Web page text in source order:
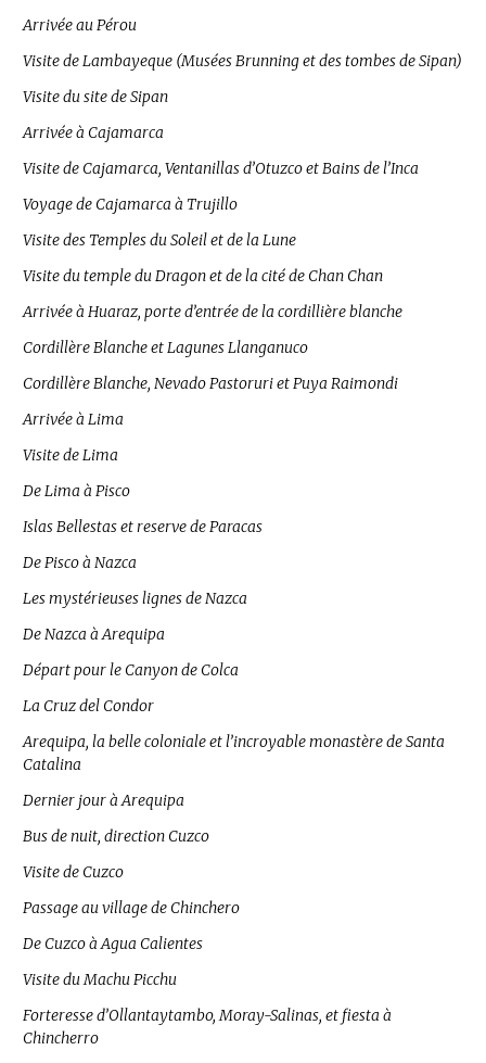
Arrivée au Pérou
Visite de Lambayeque (Musées Brunning et des tombes de Sipan)
Visite du site de Sipan
Arrivée à Cajamarca
Visite de Cajamarca, Ventanillas d’Otuzco et Bains de l’Inca
Voyage de Cajamarca à Trujillo
Visite des Temples du Soleil et de la Lune
Visite du temple du Dragon et de la cité de Chan Chan
Arrivée à Huaraz, porte d’entrée de la cordillière blanche
Cordillère Blanche et Lagunes Llanganuco
Cordillère Blanche, Nevado Pastoruri et Puya Raimondi
Arrivée à Lima
Visite de Lima
De Lima à Pisco
Islas Bellestas et reserve de Paracas
De Pisco à Nazca
Les mystérieuses lignes de Nazca
De Nazca à Arequipa
Départ pour le Canyon de Colca
La Cruz del Condor
Arequipa, la belle coloniale et l’incroyable monastère de Santa
Catalina
Dernier jour à Arequipa
Bus de nuit, direction Cuzco
Visite de Cuzco
Passage au village de Chinchero
De Cuzco à Agua Calientes
Visite du Machu Picchu
Forteresse d’Ollantaytambo, Moray-Salinas, et fiesta à
Chincherro